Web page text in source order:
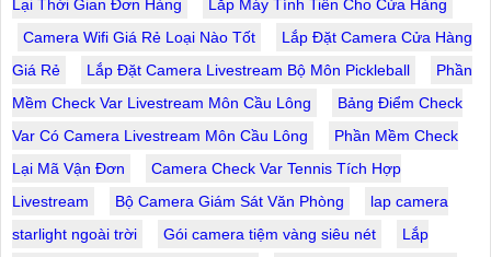
Lại Thời Gian Đơn Hàng
Lắp Máy Tính Tiền Cho Cửa Hàng
Camera Wifi Giá Rẻ Loại Nào Tốt
Lắp Đặt Camera Cửa Hàng
Giá Rẻ
Lắp Đặt Camera Livestream Bộ Môn Pickleball
Phần
Mềm Check Var Livestream Môn Cầu Lông
Bảng Điểm Check
Var Có Camera Livestream Môn Cầu Lông
Phần Mềm Check
Lại Mã Vận Đơn
Camera Check Var Tennis Tích Hợp
Livestream
Bộ Camera Giám Sát Văn Phòng
lap camera
starlight ngoài trời
Gói camera tiệm vàng siêu nét
Lắp